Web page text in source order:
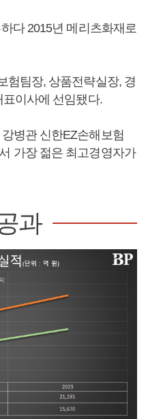
다 2015년 메리츠화재로
험팀장, 상품전략실장, 경
이사에 선임됐다.
병관 신한EZ손해보험
가장 젊은 최고경영자가
과